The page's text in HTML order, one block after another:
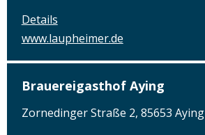
Details
www.laupheimer.de
Brauereigasthof Aying
Zornedinger Straße 2, 85653 Aying